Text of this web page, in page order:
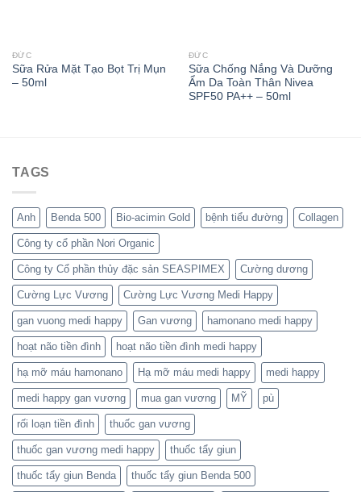
ĐỨC
Sữa Rửa Mặt Tạo Bọt Trị Mụn
– 50ml
ĐỨC
Sữa Chống Nắng Và Dưỡng
Ẩm Da Toàn Thân Nivea
SPF50 PA++ – 50ml
TAGS
Anh Benda 500 Bio-acimin Gold bệnh tiểu đường Collagen
Công ty cổ phần Nori Organic
Công ty Cổ phần thủy đặc sản SEASPIMEX Cường dương
Cường Lực Vương Cường Lực Vương Medi Happy
gan vuong medi happy Gan vương hamonano medi happy
hoạt não tiền đình hoạt não tiền đình medi happy
hạ mỡ máu hamonano Hạ mỡ máu medi happy medi happy
medi happy gan vương mua gan vương MỸ pù
rối loạn tiền đình thuốc gan vương
thuốc gan vương medi happy thuốc tẩy giun
thuốc tẩy giun Benda thuốc tẩy giun Benda 500